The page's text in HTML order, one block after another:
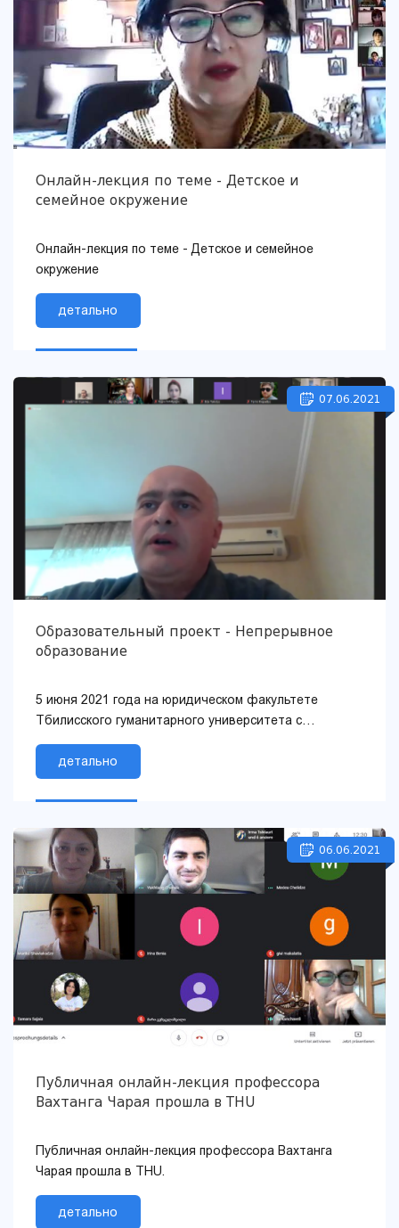
Онлайн-лекция по теме - Детское и
семейное окружение
Онлайн-лекция по теме - Детское и семейное
окружение
детально
07.06.2021
Образовательный проект - Непрерывное
образование
5 июня 2021 года на юридическом факультете
Тбилисского гуманитарного университета с
использованием онлайн-платформы ZOOM прошла
публичная...
детально
06.06.2021
Публичная онлайн-лекция профессора
Вахтанга Чарая прошла в THU
Публичная онлайн-лекция профессора Вахтанга
Чарая прошла в THU.
детально